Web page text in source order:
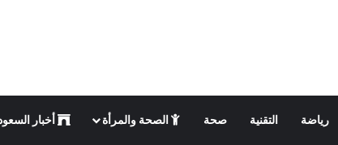
رياضة التقنية صحة الصحة والمرأة أخبار